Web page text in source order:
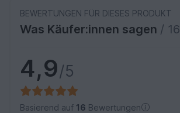
BEWERTUNGEN FÜR DIESES PRODUKT
Was Käufer:innen sagen / 16
4,9/5
Basierend auf 16 Bewertungen